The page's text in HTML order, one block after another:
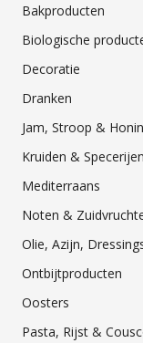
Bakproducten
Biologische
Decoratie
Dranken
Jam, Stroop &
Kruiden & Specerijen
Mediterraans
Noten &
Olie, Azijn,
Ontbijtproducten
Oosters
Pasta, Rijst &